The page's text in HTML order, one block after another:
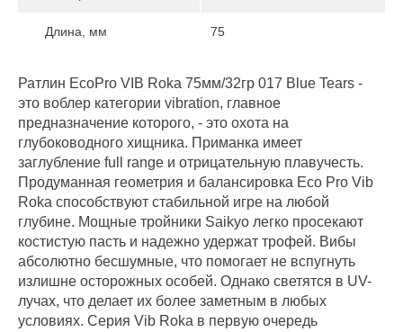
Длина, мм 75
Ратлин EcoPro VIB Roka 75мм/32гр 017 Blue Tears -
это воблер категории vibration, главное
предназначение которого, - это охота на
глубоководного хищника. Приманка имеет
заглубление full range и отрицательную плавучесть.
Продуманная геометрия и балансировка Eco Pro Vib
Roka способствуют стабильной игре на любой
глубине. Мощные тройники Saikyo легко просекают
костистую пасть и надежно удержат трофей. Вибы
абсолютно бесшумные, что помогает не вспугнуть
излишне осторожных особей. Однако светятся в UV-
лучах, что делает их более заметным в любых
условиях. Серия Vib Roka в первую очередь